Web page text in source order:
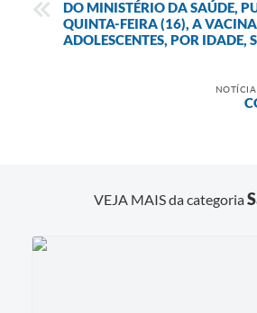
DO MINISTÉRIO DA SAÚDE,
QUINTA-FEIRA (16), A
ADOLESCENTES, POR IDADE,
VEJA MAIS da categoria